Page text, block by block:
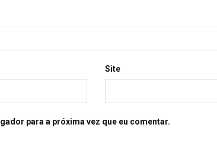
Site
para a próxima vez que eu comentar.